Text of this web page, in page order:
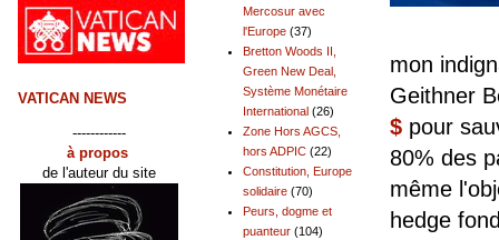
mon
Geithner
$ pour
80% des
même
hedge
Mercosur avec
l'Europe (37)
Bretton Woods II,
Green New Deal,
Système Monétaire
International (26)
Zone Hors AGCS,
hors ADPIC (22)
Constitution, Europe
solidaire (70)
Peurs, dogme et
puanteur (104)
VATICAN NEWS
------------
à propos
de l'auteur du site